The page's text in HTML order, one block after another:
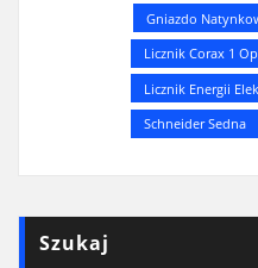
Gniazdo
Licznik Corax 1
Licznik Energii
Schneider Sedna
Szukaj